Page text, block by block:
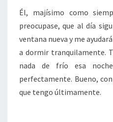
Él, majísimo como
preocupase, que al día
ventana nueva y me
a dormir tranquilamente.
nada de frío esa
perfectamente. Bueno,
que tengo últimamente.